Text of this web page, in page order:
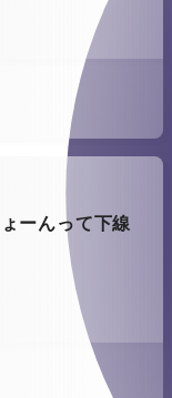
ーんって下線